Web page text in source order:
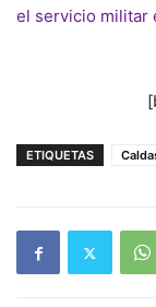
el servicio militar
ETIQUETAS